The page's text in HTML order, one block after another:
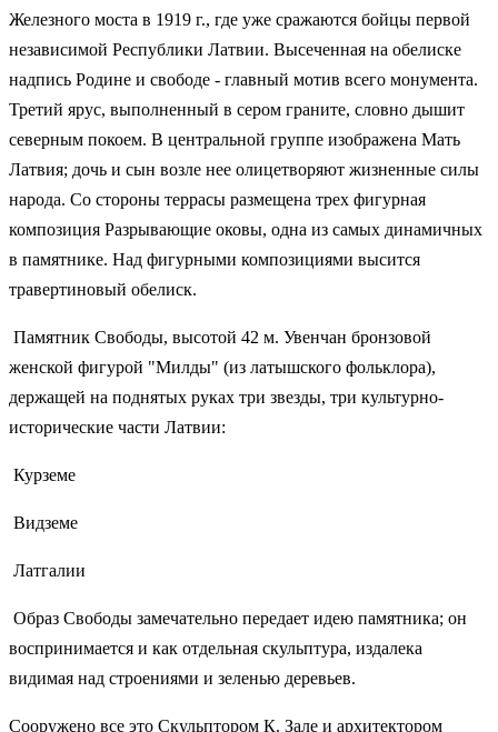
Железного моста в 1919 г., где уже сражаются бойцы первой
независимой Республики Латвии. Высеченная на обелиске
надпись Родине и свободе - главный мотив всего монумента.
Третий ярус, выполненный в сером граните, словно дышит
северным покоем. В центральной группе изображена Мать
Латвия; дочь и сын возле нее олицетворяют жизненные силы
народа. Со стороны террасы размещена трех фигурная
композиция Разрывающие оковы, одна из самых динамичных
в памятнике. Над фигурными композициями высится
травертиновый обелиск.
Памятник Свободы, высотой 42 м. Увенчан бронзовой
женской фигурой "Милды" (из латышского фольклора),
держащей на поднятых руках три звезды, три культурно-
исторические части Латвии:
Курземе
Видземе
Латгалии
Образ Свободы замечательно передает идею памятника; он
воспринимается и как отдельная скульптура, издалека
видимая над строениями и зеленью деревьев.
Сооружено все это Скульптором К. Зале и архитектором